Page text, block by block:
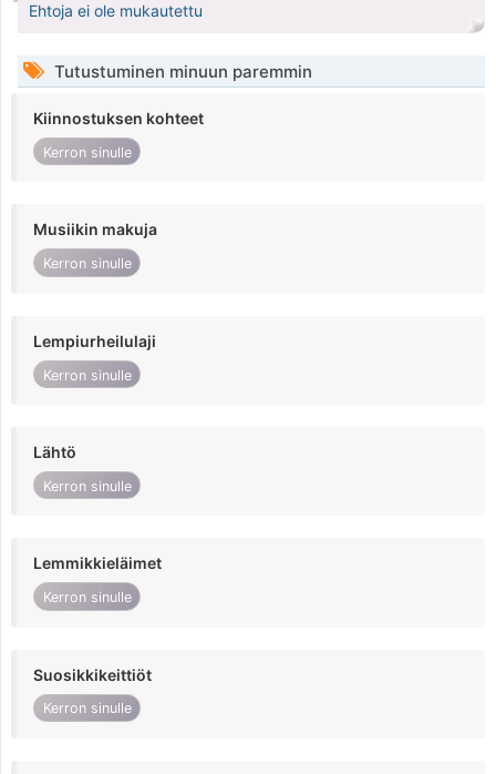
Ehtoja ei ole mukautettu
Tutustuminen minuun paremmin
Kiinnostuksen kohteet
Kerron sinulle
Musiikin makuja
Kerron sinulle
Lempiurheilulaji
Kerron sinulle
Lähtö
Kerron sinulle
Lemmikkieläimet
Kerron sinulle
Suosikkikeittiöt
Kerron sinulle